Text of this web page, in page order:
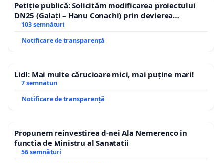
Petiție publică: Solicităm modificarea proiectului
DN25 (Galați – Hanu Conachi) prin devierea
traseului în afara localităților!
103 semnături
Notificare de transparență
Lidl: Mai multe cărucioare mici, mai puține mari!
7 semnături
Notificare de transparență
Propunem reinvestirea d-nei Ala Nemerenco in
functia de Ministru al Sanatatii
56 semnături